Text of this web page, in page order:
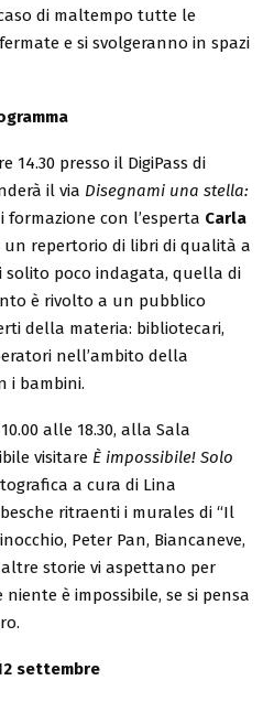
di maltempo tutte le
e si svolgeranno in spazi
14.30 presso il DigiPass di
il via Disegnami una stella:
formazione con l’esperta Carla
repertorio di libri di qualità a
poco indagata, quella di
è rivolto a un pubblico
della materia: bibliotecari,
nell’ambito della
i bambini.
alle 18.30, alla Sala
visitare È impossibile! Solo
a cura di Lina
ritraenti i murales di “Il
Peter Pan, Biancaneve,
storie vi aspettano per
è impossibile, se si pensa
settembre